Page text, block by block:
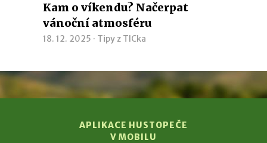
Kam o víkendu? Načerpat
vánoční atmosféru
18. 12. 2025 · Tipy z TICka
APLIKACE HUSTOPEČE
V MOBILU